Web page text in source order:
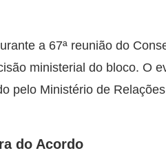
a 67ª reunião do
ministerial do bloco. O
pelo Ministério de
do Acordo